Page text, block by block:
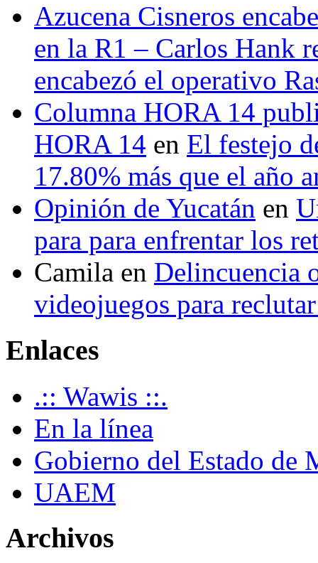
Azucena Cisneros
en la R1 – Carlos Hank
encabezó el operativo
Columna HORA 14
HORA 14 en El festejo
17.80% más que el año
Opinión de Yucatán en
para para enfrentar los
Camila en Delincuencia
videojuegos para
Enlaces
.:: Wawis ::.
En la línea
Gobierno del Estado de
UAEM
Archivos